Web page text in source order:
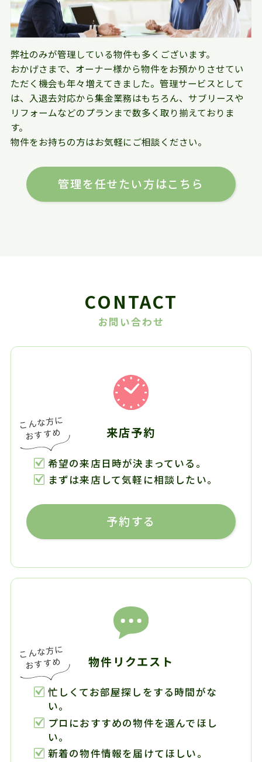
弊社のみが管理している物件も多くございます。
おかげさまで、オーナー様から物件をお預かりさせてい
ただく機会も年々増えてきました。管理サービスとして
は、入退去対応から集金業務はもちろん、サブリースや
リフォームなどのプランまで数多く取り揃えておりま
す。
物件をお持ちの方はお気軽にご相談ください。
管理を任せたい方はこちら
CONTACT
お問い合わせ
来店予約
希望の来店日時が決まっている。
まずは来店して気軽に相談したい。
予約する
物件リクエスト
忙しくてお部屋探しをする時間がな
い。
プロにおすすめの物件を選んでほし
い。
新着の物件情報を届けてほしい。